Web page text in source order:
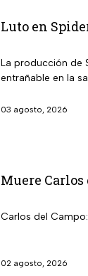
Luto en
La producción de
entrañable en la
03 agosto, 2026
Muere
Carlos del
02 agosto, 2026